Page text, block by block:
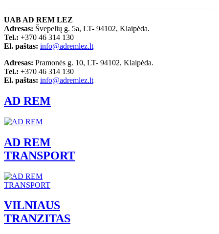
UAB AD REM LEZ
Adresas: Švepelių g. 5a, LT- 94102, Klaipėda.
Tel.: +370 46 314 130
El. paštas: info@adremlez.lt
Adresas: Pramonės g. 10, LT- 94102, Klaipėda.
Tel.: +370 46 314 130
El. paštas: info@adremlez.lt
AD REM
AD REM
TRANSPORT
VILNIAUS
TRANZITAS